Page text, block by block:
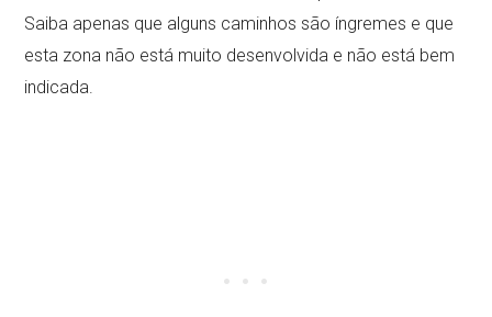
Saiba apenas que alguns caminhos são íngremes e que
esta zona não está muito desenvolvida e não está bem
indicada.